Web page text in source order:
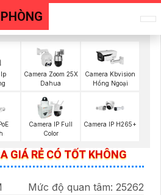
Camera Zoom 25X
Dahua
Camera Kbvision
Hồng Ngoại
Camera IP Full
Color
Camera IP H265+
GIÁ RẺ CÓ TỐT KHÔNG
Mức độ quan tâm: 25262